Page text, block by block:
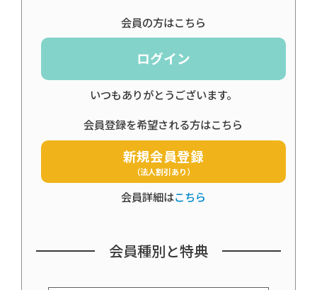
会員の方はこちら
ログイン
いつもありがとうございます。
会員登録を希望される方はこちら
新規会員登録
（法人割引あり）
会員詳細はこちら
会員種別と特典